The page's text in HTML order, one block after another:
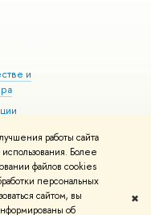
работы сайта
Более
файлов cookies
персональных
сайтом, вы
об
✖
и